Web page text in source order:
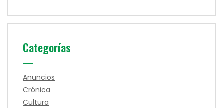
Categorías
Anuncios
Crónica
Cultura